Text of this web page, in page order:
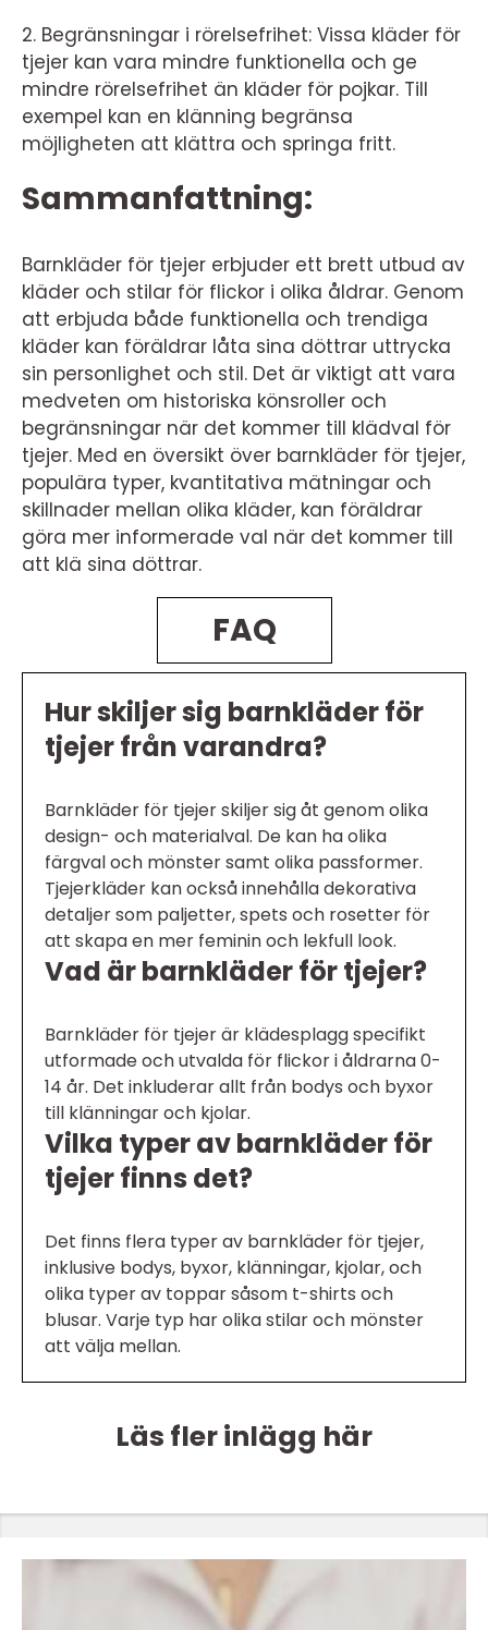
2. Begränsningar i rörelsefrihet: Vissa kläder för
tjejer kan vara mindre funktionella och ge
mindre rörelsefrihet än kläder för pojkar. Till
exempel kan en klänning begränsa
möjligheten att klättra och springa fritt.
Sammanfattning:
Barnkläder för tjejer erbjuder ett brett utbud av
kläder och stilar för flickor i olika åldrar. Genom
att erbjuda både funktionella och trendiga
kläder kan föräldrar låta sina döttrar uttrycka
sin personlighet och stil. Det är viktigt att vara
medveten om historiska könsroller och
begränsningar när det kommer till klädval för
tjejer. Med en översikt över barnkläder för tjejer,
populära typer, kvantitativa mätningar och
skillnader mellan olika kläder, kan föräldrar
göra mer informerade val när det kommer till
att klä sina döttrar.
FAQ
Hur skiljer sig barnkläder för
tjejer från varandra?
Barnkläder för tjejer skiljer sig åt genom olika
design- och materialval. De kan ha olika
färgval och mönster samt olika passformer.
Tjejerkläder kan också innehålla dekorativa
detaljer som paljetter, spets och rosetter för
att skapa en mer feminin och lekfull look.
Vad är barnkläder för tjejer?
Barnkläder för tjejer är klädesplagg specifikt
utformade och utvalda för flickor i åldrarna 0-
14 år. Det inkluderar allt från bodys och byxor
till klänningar och kjolar.
Vilka typer av barnkläder för
tjejer finns det?
Det finns flera typer av barnkläder för tjejer,
inklusive bodys, byxor, klänningar, kjolar, och
olika typer av toppar såsom t-shirts och
blusar. Varje typ har olika stilar och mönster
att välja mellan.
Läs fler inlägg här